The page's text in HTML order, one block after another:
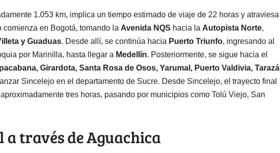
1.053 km, implica un tiempo estimado de viaje de 22 horas y atraviesa
comienza en Bogotá, tomando la Avenida NQS hacia la Autopista Norte,
y Guaduas. Desde allí, se continúa hacia Puerto Triunfo, ingresando al
por Marinilla, hasta llegar a Medellín. Posteriormente, se sigue hacia el
Girardota, Santa Rosa de Osos, Yarumal, Puerto Valdivia, Tarazá
Sincelejo en el departamento de Sucre. Desde Sincelejo, el trayecto final
tres horas, pasando por municipios como Tolú Viejo, San
a través de Aguachica